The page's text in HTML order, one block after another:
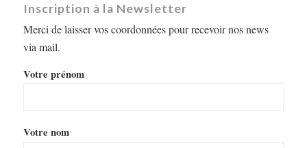
Inscription à la Newsletter
Merci de laisser vos coordonnées pour recevoir nos news
via mail.
Votre prénom
Votre nom